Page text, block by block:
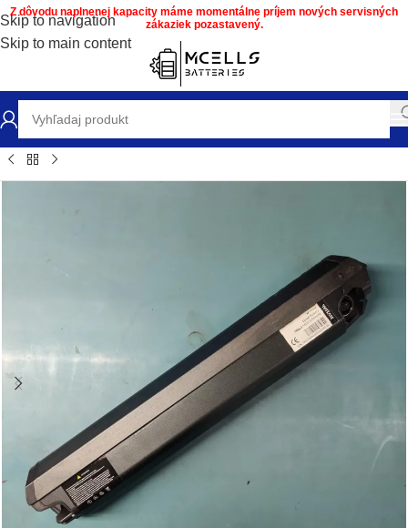
Skip to navigation
Skip to main content
Z dôvodu naplnenej kapacity máme momentálne príjem nových servisných
zákaziek pozastavený.
/Repas a servis Batérií MCELLS/Batérie elektrobicyklov